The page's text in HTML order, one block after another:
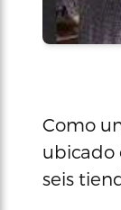
Como
ubicado
seis